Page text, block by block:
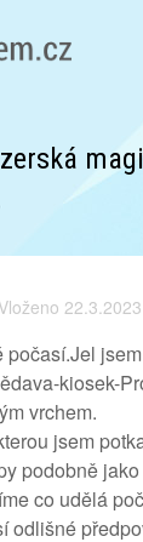
Vloženo
počasí.Jel
kiosek-
vrchem.
jsem
podobně
co udělá
odlišné